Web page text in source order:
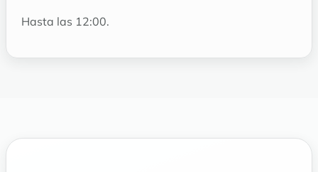
Hasta las 12:00.